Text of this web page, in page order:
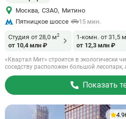
Москва, СЗАО, Митино
Пятницкое шоссе
15 мин.
Студия от 28,0 м2
от 10,4 млн ₽
1-комн. от 31,5 м
от 12,3 млн ₽
«Квартал Мит» строится в экологически
соседству расположен большой лесопарк,
Показать